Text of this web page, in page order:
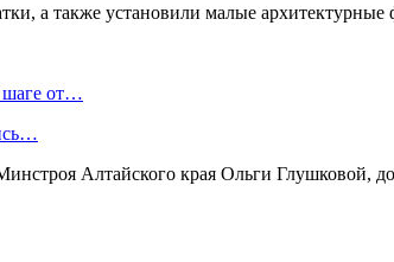
а также установили малые
шаге от…
Алтайского края Ольги Глушковой,